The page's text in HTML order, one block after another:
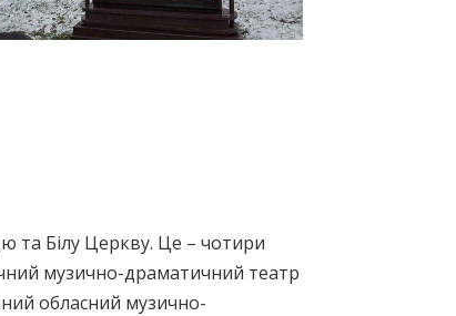
та Білу Церкву. Це – чотири
музично-драматичний театр
обласний музично-